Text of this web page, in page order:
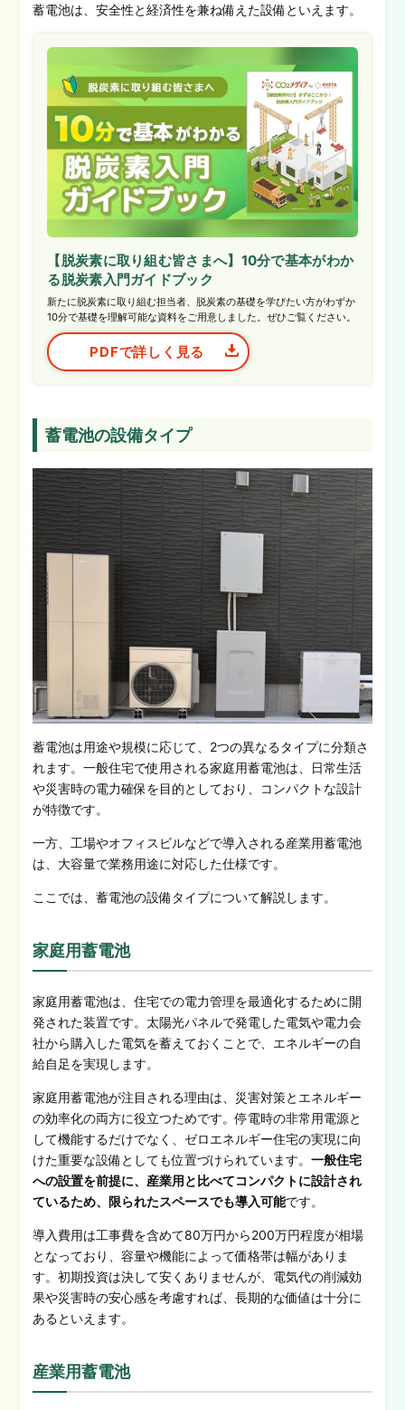
蓄電池は、安全性と経済性を兼ね備えた設備といえます。
【脱炭素に取り組む皆さまへ】10分で基本がわか
る脱炭素入門ガイドブック
新たに脱炭素に取り組む担当者、脱炭素の基礎を学びたい方がわずか
10分で基礎を理解可能な資料をご用意しました。ぜひご覧ください。
PDFで詳しく見る
蓄電池の設備タイプ
蓄電池は用途や規模に応じて、2つの異なるタイプに分類さ
れます。一般住宅で使用される家庭用蓄電池は、日常生活
や災害時の電力確保を目的としており、コンパクトな設計
が特徴です。
一方、工場やオフィスビルなどで導入される産業用蓄電池
は、大容量で業務用途に対応した仕様です。
ここでは、蓄電池の設備タイプについて解説します。
家庭用蓄電池
家庭用蓄電池は、住宅での電力管理を最適化するために開
発された装置です。太陽光パネルで発電した電気や電力会
社から購入した電気を蓄えておくことで、エネルギーの自
給自足を実現します。
家庭用蓄電池が注目される理由は、災害対策とエネルギー
の効率化の両方に役立つためです。停電時の非常用電源と
して機能するだけでなく、ゼロエネルギー住宅の実現に向
けた重要な設備としても位置づけられています。一般住宅
への設置を前提に、産業用と比べてコンパクトに設計され
ているため、限られたスペースでも導入可能です。
導入費用は工事費を含めて80万円から200万円程度が相場
となっており、容量や機能によって価格帯は幅がありま
す。初期投資は決して安くありませんが、電気代の削減効
果や災害時の安心感を考慮すれば、長期的な価値は十分に
あるといえます。
産業用蓄電池